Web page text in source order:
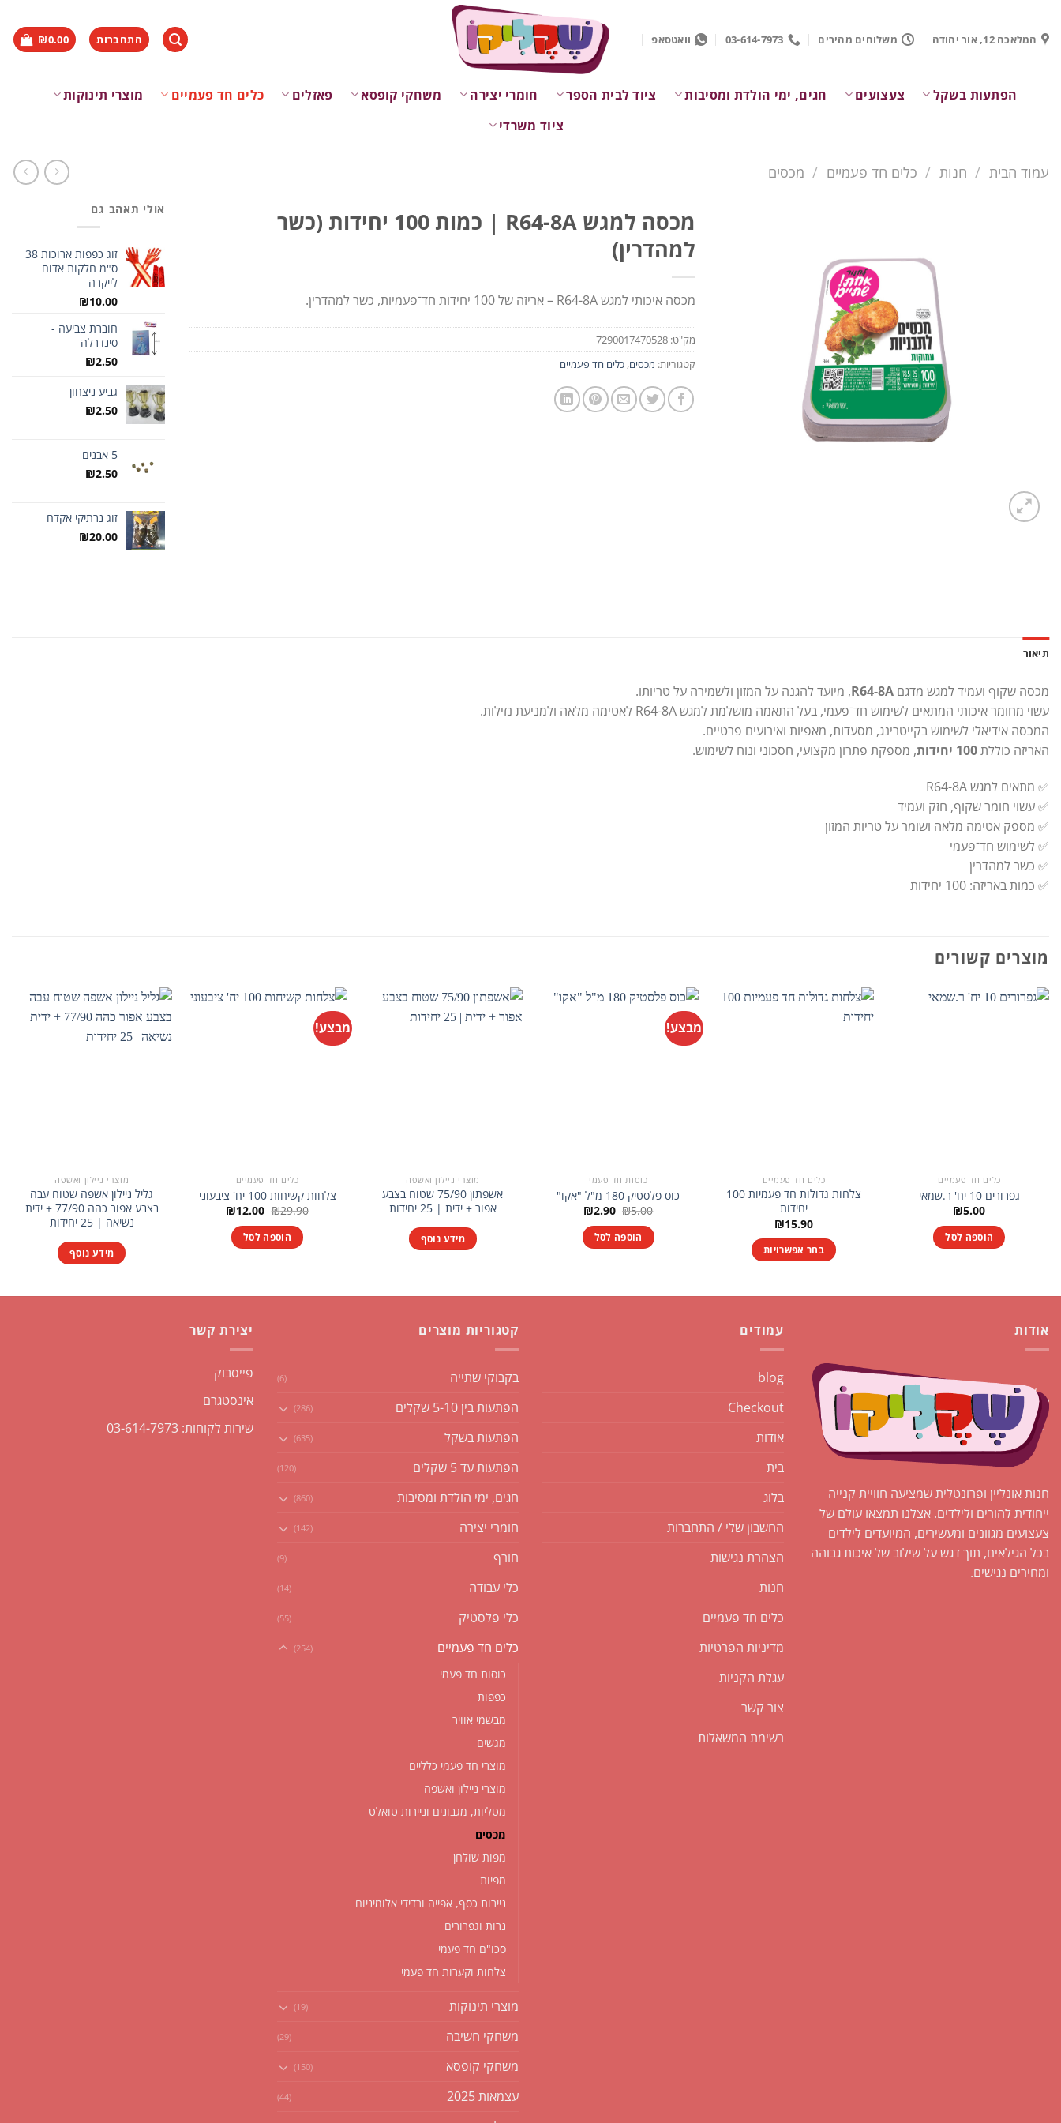
contentהמלאכה 12, אור יהודה משלוחים מהירים 03-614-7973 וואטסאפ התחברות ₪0.00
הפתעות בשקל צעצועים חגים, ימי הולדת ומסיבות ציוד לבית הספר חומרי יצירה משחקי קופסא פאזלים כלים חד פעמיים
מוצרי תינוקות
ציוד משרדי
עמוד הבית / חנות / כלים חד פעמיים / מכסים
מכסה למגש R64-8A | כמות 100 יחידות (כשר
למהדרין)
מכסה איכותי למגש R64-8A – אריזה של 100 יחידות חד־פעמיות, כשר למהדרין.
מק"ט: 7290017470528
קטגוריות: מכסים, כלים חד פעמיים
אולי תאהב גם
זוג כפפות ארוכות 38
ס"מ חלקות אדום
לייקרה
₪10.00
חוברת צביעה -
סינדרלה
₪2.50
גביע ניצחון
₪2.50
5 אבנים
₪2.50
זוג נרתיקי אקדח
₪20.00
תיאור
מכסה שקוף ועמיד למגש מדגם R64-8A, מיועד להגנה על המזון ולשמירה על טריותו.
עשוי מחומר איכותי המתאים לשימוש חד־פעמי, בעל התאמה מושלמת למגש R64-8A לאטימה מלאה ולמניעת נזילות.
המכסה אידיאלי לשימוש בקייטרינג, מסעדות, מאפיות ואירועים פרטיים.
האריזה כוללת100 יחידות , מספקת פתרון מקצועי, חסכוני ונוח לשימוש.
✅ מתאים למגש R64-8A
✅ עשוי חומר שקוף, חזק ועמיד
✅ מספק אטימה מלאה ושומר על טריות המזון
✅ לשימוש חד־פעמי
✅ כשר למהדרין
✅ כמות באריזה: 100 יחידות
מוצרים קשורים
כלים חד פעמיים
גפרורים 10 יח' ר.שמאי
₪5.00
הוספה לסל
כלים חד פעמיים
צלחות גדולות חד פעמיות 100
יחידות
₪15.90
בחר אפשרויות
מספר
לבחור
האפשרויות
בעמוד
מבצע!
כוסות חד פעמי
כוס פלסטיק 180 מ"ל "אקו"
₪5.00 המחיר
היה:
₪5.00.
₪2.90 המחיר
הוא:
₪2.90. הוספה לסל
מוצרי ניילון ואשפה
אשפתון 75/90 שטוח בצבע
אפור + ידית | 25 יחידות
מידע נוסף
מבצע!
כלים חד פעמיים
צלחות קשיחות 100 יח' ציבעוני
₪29.90 המחיר
היה:
₪29.90.
₪12.00 המחיר
הוספה לסל
מוצרי ניילון ואשפה
גליל ניילון אשפה שטוח עבה
בצבע אפור כהה 77/90 + ידית
נשיאה | 25 יחידות
מידע נוסף
אודות
חנות אונליין ופרונטלית שמציעה חוויית קנייה
ייחודית להורים ולילדים. אצלנו תמצאו עולם של
צעצועים מגוונים ומעשירים, המיועדים לילדים
בכל הגילאים, תוך דגש על שילוב של איכות גבוהה
ומחירים נגישים.
עמודים
blog
Checkout
אודות
בית
בלוג
החשבון שלי / התחברות
הצהרת נגישות
חנות
כלים חד פעמיים
מדיניות הפרטיות
עגלת הקניות
צור קשר
רשימת המשאלות
קטגוריות מוצרים
בקבוקי שתייה (6)
הפתעות בין 5-10 שקלים (286)
הפתעות בשקל (635)
הפתעות עד 5 שקלים (120)
חגים, ימי הולדת ומסיבות (860)
חומרי יצירה (142)
חורף (9)
כלי עבודה (14)
כלי פלסטיק (55)
כלים חד פעמיים (254)
כוסות חד פעמי
כפפות
מבשמי אוויר
מגשים
מוצרי חד פעמי כלליים
מוצרי ניילון ואשפה
מטליות, מגבונים וניירות טואלט
מכסים
מפות שולחן
מפיות
ניירות כסף, אפייה ורדידי אלומיניום
נרות וגפרורים
סכו"ם חד פעמי
צלחות וקערות חד פעמי
מוצרי תינוקות (19)
משחקי חשיבה (29)
משחקי קופסא (150)
עצמאות 2025 (44)
יצירת קשר
פייסבוק
אינסטגרם
שירות לקוחות: 03-614-7973